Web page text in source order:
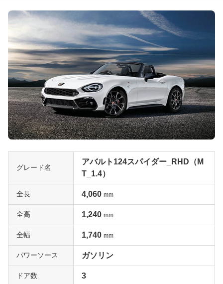
グレード名
アバルト124スパイダー_RHD（M
T_1.4）
全長 4,060 mm
全高 1,240 mm
全幅 1,740 mm
パワーソース ガソリン
ドア数 3